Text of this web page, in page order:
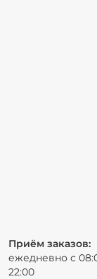
Приём заказов:
ежедневно с
22:00